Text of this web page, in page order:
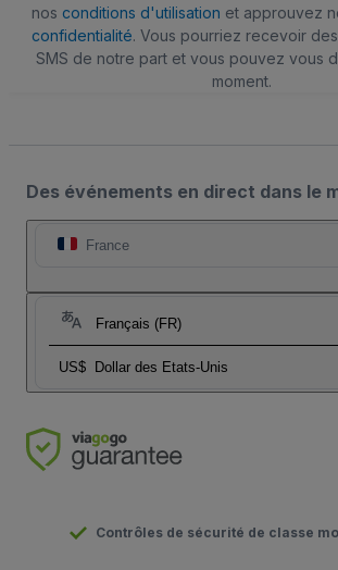
nos conditions d'utilisation et approuvez
confidentialité. Vous pourriez recevoir
SMS de notre part et vous pouvez vous
moment.
Des événements en direct dans le
France
Français (FR)
US$ Dollar des Etats-Unis
Contrôles de sécurité de classe